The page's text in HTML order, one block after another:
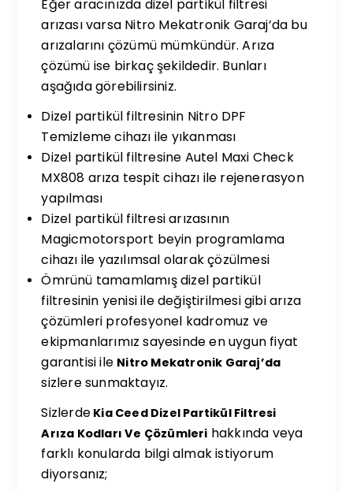
Eğer aracınızda dizel partikül filtresi
arızası varsa Nitro Mekatronik Garaj’da bu
arızalarını çözümü mümkündür. Arıza
çözümü ise birkaç şekildedir. Bunları
aşağıda görebilirsiniz.
Dizel partikül filtresinin Nitro DPF
Temizleme cihazı ile yıkanması
Dizel partikül filtresine Autel Maxi Check
MX808 arıza tespit cihazı ile rejenerasyon
yapılması
Dizel partikül filtresi arızasının
Magicmotorsport beyin programlama
cihazı ile yazılımsal olarak çözülmesi
Ömrünü tamamlamış dizel partikül
filtresinin yenisi ile değiştirilmesigibi arıza
çözümleri profesyonel kadromuz ve
ekipmanlarımız sayesinde en uygun fiyat
garantisi ile Nitro Mekatronik Garaj’da
sizlere sunmaktayız.
Sizlerde Kia Ceed Dizel Partikül Filtresi
Arıza Kodları Ve Çözümleri hakkında veya
farklı konularda bilgi almak istiyorum
diyorsanız;